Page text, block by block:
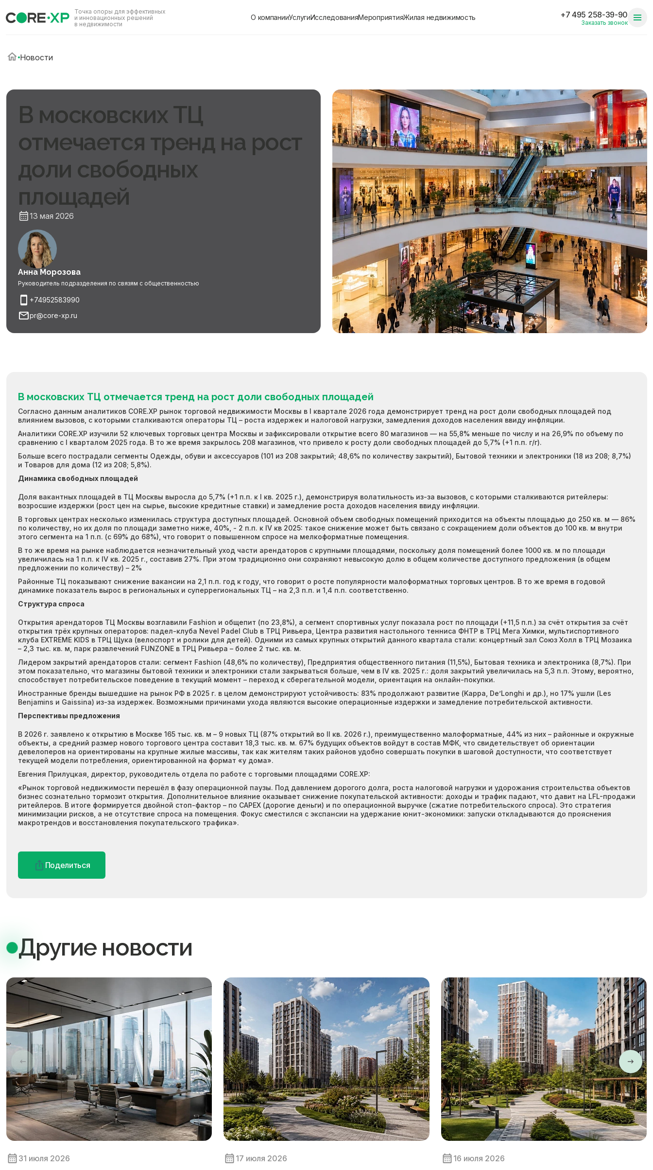
Точка опоры для эффективных
и инновационных решений
в недвижимости
О компанииУслугиИсследованияМероприятияЖилая недвижимость +7 495 258-39-90
Заказать звонок
Новости
В московских ТЦ
отмечается тренд на рост
доли свободных
площадей
13 мая 2026
Анна Морозова
Руководитель подразделения по связям с общественностью
+74952583990
pr@core-xp.ru
В московских ТЦ отмечается тренд на рост доли свободных площадей
Согласно данным аналитиков CORE.XP рынок торговой недвижимости Москвы в I квартале 2026 года демонстрирует тренд на рост доли свободных площадей под
влиянием вызовов, с которыми сталкиваются операторы ТЦ – роста издержек и налоговой нагрузки, замедления доходов населения ввиду инфляции.
Аналитики CORE.XP изучили 52 ключевых торговых центра Москвы и зафиксировали открытие всего 80 магазинов — на 55,8% меньше по числу и на 26,9% по объему по
сравнению с I кварталом 2025 года. В то же время закрылось 208 магазинов, что привело к росту доли свободных площадей до 5,7% (+1 п.п. г/г).
Больше всего пострадали сегменты Одежды, обуви и аксессуаров (101 из 208 закрытий; 48,6% по количеству закрытий), Бытовой техники и электроники (18 из 208; 8,7%)
и Товаров для дома (12 из 208; 5,8%).
Динамика свободных площадей
Доля вакантных площадей в ТЦ Москвы выросла до 5,7% (+1 п.п. к I кв. 2025 г.), демонстрируя волатильность из-за вызовов, с которыми сталкиваются ритейлеры:
возросшие издержки (рост цен на сырье, высокие кредитные ставки) и замедление роста доходов населения ввиду инфляции.
В торговых центрах несколько изменилась структура доступных площадей. Основной объем свободных помещений приходится на объекты площадью до 250 кв. м — 86%
по количеству, но их доля по площади заметно ниже, 40%, - 2 п.п. к IV кв 2025: такое снижение может быть связано с сокращением доли объектов до 100 кв. м внутри
этого сегмента на 1 п.п. (с 69% до 68%), что говорит о повышенном спросе на мелкоформатные помещения.
В то же время на рынке наблюдается незначительный уход части арендаторов с крупными площадями, поскольку доля помещений более 1000 кв. м по площади
увеличилась на 1 п.п. к IV кв. 2025 г., составив 27%. При этом традиционно они сохраняют невысокую долю в общем количестве доступного предложения (в общем
предложении по количеству) – 2%
Районные ТЦ показывают снижение вакансии на 2,1 п.п. год к году, что говорит о росте популярности малоформатных торговых центров. В то же время в годовой
динамике показатель вырос в региональных и суперрегиональных ТЦ – на 2,3 п.п. и 1,4 п.п. соответственно.
Структура спроса
Открытия арендаторов ТЦ Москвы возглавили Fashion и общепит (по 23,8%), а сегмент спортивных услуг показала рост по площади (+11,5 п.п.) за счёт открытия за счёт
открытия трёх крупных операторов: падел-клуба Nevel Padel Club в ТРЦ Ривьера, Центра развития настольного тенниса ФНТР в ТРЦ Мега Химки, мультиспортивного
клуба EXTREME KIDS в ТРЦ Щука (велоспорт и ролики для детей). Одними из самых крупных открытий данного квартала стали: концертный зал Союз Холл в ТРЦ Мозаика
– 2,3 тыс. кв. м, парк развлечений FUNZONE в ТРЦ Ривьера – более 2 тыс. кв. м.
Лидером закрытий арендаторов стали: сегмент Fashion (48,6% по количеству), Предприятия общественного питания (11,5%), Бытовая техника и электроника (8,7%). При
этом показательно, что магазины бытовой техники и электроники стали закрываться больше, чем в IV кв. 2025 г.: доля закрытий увеличилась на 5,3 п.п. Этому, вероятно,
способствует потребительское поведение в текущий момент – переход к сберегательной модели, ориентация на онлайн-покупки.
Иностранные бренды вышедшие на рынок РФ в 2025 г. в целом демонстрируют устойчивость: 83% продолжают развитие (Kappa, De’Longhi и др.), но 17% ушли (Les
Benjamins и Gaissina) из-за издержек. Возможными причинами ухода являются высокие операционные издержки и замедление потребительской активности.
Перспективы предложения
В 2026 г. заявлено к открытию в Москве 165 тыс. кв. м – 9 новых ТЦ (87% открытий во II кв. 2026 г.), преимущественно малоформатные, 44% из них – районные и окружные
объекты, а средний размер нового торгового центра составит 18,3 тыс. кв. м. 67% будущих объектов войдут в состав МФК, что свидетельствует об ориентации
девелоперов на ориентированы на крупные жилые массивы, так как жителям таких районов удобно совершать покупки в шаговой доступности, что соответствует
текущей модели потребления, ориентированной на формат «у дома».
Евгения Прилуцкая, директор, руководитель отдела по работе с торговыми площадями CORE.XP:
«Рынок торговой недвижимости перешёл в фазу операционной паузы. Под давлением дорогого долга, роста налоговой нагрузки и удорожания строительства объектов
бизнес сознательно тормозит открытия. Дополнительное влияние оказывает снижение покупательской активности: доходы и трафик падают, что давит на LFL-продажи
ритейлеров. В итоге формируется двойной стоп-фактор – по CAPEX (дорогие деньги) и по операционной выручке (сжатие потребительского спроса). Это стратегия
минимизации рисков, а не отсутствие спроса на помещения. Фокус сместился с экспансии на удержание юнит-экономики: запуски откладываются до прояснения
макротрендов и восстановления покупательского трафика».
Поделиться
Другие новости
31 июля 2026 17 июля 2026 16 июля 2026